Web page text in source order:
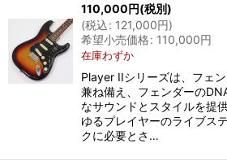
110,000円(税別)
(税込: 121,000円)
希望小売価格: 110,000円
在庫わずか
Player IIシリーズは、フェ
兼ね備え、フェンダーの
なサウンドとスタイルを提
ゆるプレイヤーのライブス
クに必要とさ…